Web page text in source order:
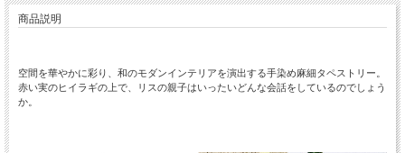
商品説明
空間を華やかに彩り、和のモダンインテリアを演出する手染め麻細タペストリー。
赤い実のヒイラギの上で、リスの親子はいったいどんな会話をしているのでしょう
か。